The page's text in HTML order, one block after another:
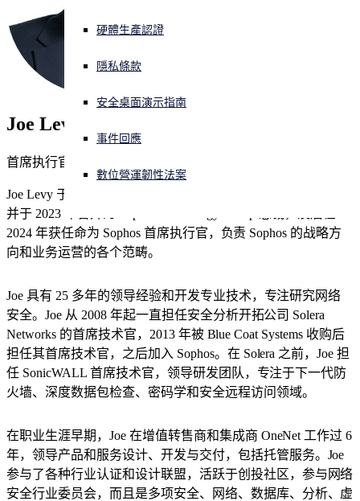
正遭遇網路攻擊？立即獲取協助
登入
简体中文 Open language switcher
硬體生產認證
隱私條款
安全桌面演示指南
事件回應
數位營運韌性法案
威脅新聞
聯絡人
新聞
Joe Levy
首席执行官
Joe Levy 于 2015 年 2 月加入 Sophos 担任首席技术官 (CTO)，
并于 2023 年晋升为 Sophos Technology Group 总裁，及后在
2024 年获任命为 Sophos 首席执行官，负责 Sophos 的战略方
向和业务运营的各个范畴。
Joe 具有 25 多年的领导经验和开发专业技术，专注研究网络
安全。Joe 从 2008 年起一直担任安全分析开拓公司 Solera
Networks 的首席技术官，2013 年被 Blue Coat Systems 收购后
担任其首席技术官，之后加入 Sophos。在 Solera 之前，Joe 担
任 SonicWALL 首席技术官，领导研发团队，专注于下一代防
火墙、深度数据包检查、密码学和安全远程访问领域。
在职业生涯早期，Joe 在增值转售商和集成商 OneNet 工作过 6
年，领导产品和服务设计、开发与交付，包括托管服务。Joe
参与了各种行业认证和设计联盟，活跃于创投社区，参与网络
安全行业委员会，而且是多项安全、网络、数据库、分析、虚